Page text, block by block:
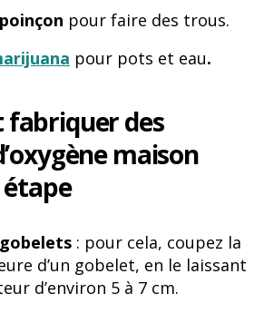
pour faire des trous.
pour pots et eau.
fabriquer des
maison
: pour cela, coupez la
d’un gobelet, en le laissant
d’environ 5 à 7 cm.